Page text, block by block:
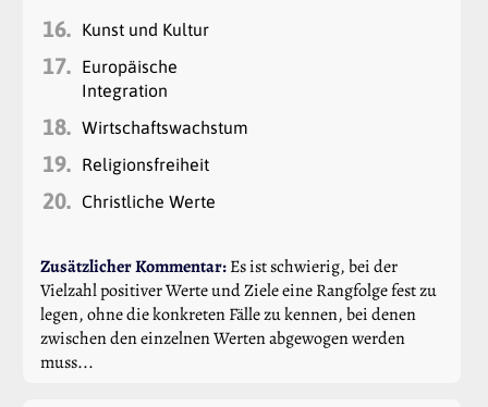
16. Kunst und Kultur
17.
Europäische
Integration
18. Wirtschaftswachstum
19. Religionsfreiheit
20. Christliche Werte
Zusätzlicher Kommentar:Es ist schwierig, bei der
Vielzahl positiver Werte und Ziele eine Rangfolge fest zu
legen, ohne die konkreten Fälle zu kennen, bei denen
zwischen den einzelnen Werten abgewogen werden
muss...